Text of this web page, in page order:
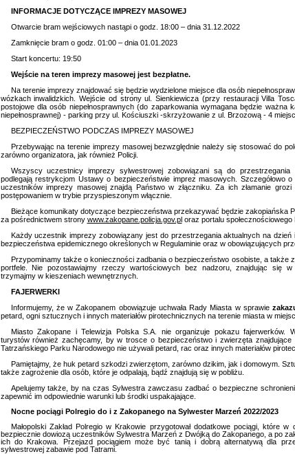
INFORMACJE DOTYCZĄCE IMPREZY MASOWEJ
Otwarcie bram wejściowych nastąpi o godz. 18:00 – dnia 31.12.2022
Zamknięcie bram o godz. 01:00 – dnia 01.01.2023
Start koncertu: 19:50
Wejście na teren imprezy masowej jest bezpłatne.
Na terenie imprezy znajdować się będzie wydzielone miejsce dla osób
wózkach inwalidzkich. Wejście od strony ul. Sienkiewicza (przy restauracji Villa
postojowe dla osób niepełnosprawnych (do zaparkowania wymagana będzie ważna
niepełnosprawnej) - parking przy ul. Kościuszki -skrzyżowanie z ul. Brzozową - 4
BEZPIECZEŃSTWO PODCZAS IMPREZY MASOWEJ
Przebywając na terenie imprezy masowej bezwzględnie należy się stosować do
zarówno organizatora, jak również Policji.
Wszyscy uczestnicy imprezy sylwestrowej zobowiązani są do przestrzegania
podlegają restrykcjom Ustawy o bezpieczeństwie imprez masowych. Szczegółowo
uczestników imprezy masowej znajdą Państwo w złączniku. Za ich złamanie
postępowaniem w trybie przyspieszonym włącznie.
Bieżące komunikaty dotyczące bezpieczeństwa przekazywać będzie zakopiańska
za pośrednictwem strony www.zakopane.policja.gov.ploraz portalu społecznościowego
Każdy uczestnik imprezy zobowiązany jest do przestrzegania aktualnych na
bezpieczeństwa epidemicznego określonych w Regulaminie oraz w obowiązujących
Przypominamy także o konieczności zadbania o bezpieczeństwo osobiste, a także
portfele. Nie pozostawiajmy rzeczy wartościowych bez nadzoru, znajdując się w
trzymajmy w kieszeniach wewnętrznych.
FAJERWERKI
Informujemy, że w Zakopanem obowiązuje uchwała Rady Miasta w sprawie
petard, ogni sztucznych i innych materiałów pirotechnicznych na terenie miasta w
Miasto Zakopane i Telewizja Polska S.A. nie organizuje pokazu fajerwerków.
turystów również zachęcamy, by w trosce o bezpieczeństwo i zwierzęta
Tatrzańskiego Parku Narodowego nie używali petard, rac oraz innych materiałów
Pamiętajmy, że huk petard szkodzi zwierzętom, zarówno dzikim, jak i domowym.
także zagrożenie dla osób, które je odpalają, bądź znajdują się w pobliżu.
Apelujemy także, by na czas Sylwestra zawczasu zadbać o bezpieczne
zapewnić im odpowiednie warunki lub środki uspakajające.
Nocne pociągi Polregio do i z Zakopanego na Sylwester Marzeń 2022/2023
Małopolski Zakład Polregio w Krakowie przygotował dodatkowe pociągi, które
bezpiecznie dowiozą uczestników Sylwestra Marzeń z Dwójką do Zakopanego, a po
ich do Krakowa. Przejazd pociągiem może być tanią i dobrą alternatywą dla
sylwestrowej zabawie pod Tatrami.